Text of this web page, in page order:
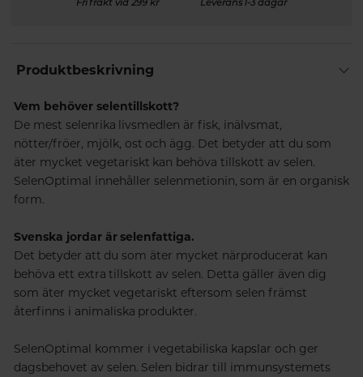
Produktbeskrivning
Vem behöver selentillskott?
De mest selenrika livsmedlen är fisk, inälvsmat,
nötter/fröer, mjölk, ost och ägg. Det betyder att du som
äter mycket vegetariskt kan behöva tillskott av selen.
SelenOptimal innehåller selenmetionin, som är en organisk
form.
Svenska jordar är selenfattiga.
Det betyder att du som äter mycket närproducerat kan
behöva ett extra tillskott av selen. Detta gäller även dig
som äter mycket vegetariskt eftersom selen främst
återfinns i animaliska produkter.
SelenOptimal kommer i vegetabiliska kapslar och ger
dagsbehovet av selen. Selen bidrar till immunsystemets